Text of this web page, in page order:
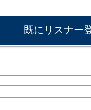
既にリスナー